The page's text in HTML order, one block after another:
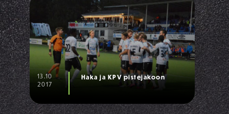
13.10
2017
Haka ja KPV pistejakoon